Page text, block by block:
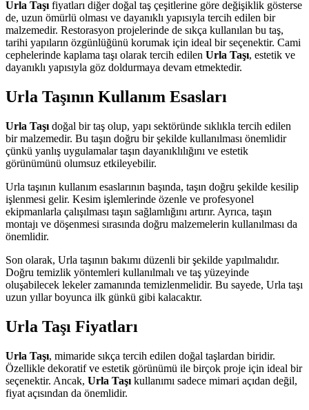
Urla Taşıfiyatları diğer doğal taş çeşitlerine göre değişiklik gösterse
de, uzun ömürlü olması ve dayanıklı yapısıyla tercih edilen bir
malzemedir. Restorasyon projelerinde de sıkça kullanılan bu taş,
tarihi yapıların özgünlüğünü korumak için ideal bir seçenektir. Cami
cephelerinde kaplama taşı olarak tercih edilen Urla Taşı, estetik ve
dayanıklı yapısıyla göz doldurmaya devam etmektedir.
Urla Taşının Kullanım Esasları
Urla Taşı doğal bir taş olup, yapı sektöründe sıklıkla tercih edilen
bir malzemedir. Bu taşın doğru bir şekilde kullanılması önemlidir
çünkü yanlış uygulamalar taşın dayanıklılığını ve estetik
görünümünü olumsuz etkileyebilir.
Urla taşının kullanım esaslarının başında, taşın doğru şekilde kesilip
işlenmesi gelir. Kesim işlemlerinde özenle ve profesyonel
ekipmanlarla çalışılması taşın sağlamlığını artırır. Ayrıca, taşın
montajı ve döşenmesi sırasında doğru malzemelerin kullanılması da
önemlidir.
Son olarak, Urla taşının bakımı düzenli bir şekilde yapılmalıdır.
Doğru temizlik yöntemleri kullanılmalı ve taş yüzeyinde
oluşabilecek lekeler zamanında temizlenmelidir. Bu sayede, Urla taşı
uzun yıllar boyunca ilk günkü gibi kalacaktır.
Urla Taşı Fiyatları
Urla Taşı, mimaride sıkça tercih edilen doğal taşlardan biridir.
Özellikle dekoratif ve estetik görünümü ile birçok proje için ideal bir
seçenektir. Ancak, Urla Taşı kullanımı sadece mimari açıdan değil,
fiyat açısından da önemlidir.